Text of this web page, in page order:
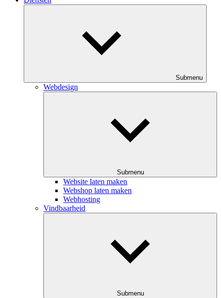
Submenu
Webdesign
Submenu
Website laten maken
Webshop laten maken
Webhosting
Vindbaarheid
Submenu